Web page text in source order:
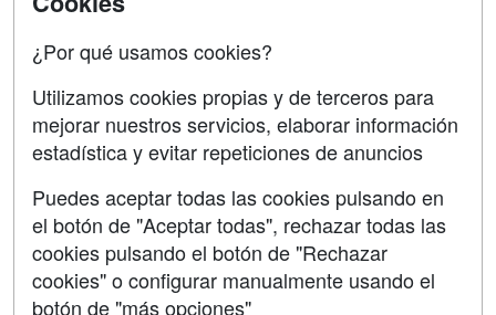
Contactar
Confidencialidad
Aviso legal
Copyleft
¿Por qué usamos cookies?
Utilizamos cookies propias y de terceros para
mejorar nuestros servicios, elaborar información
estadística y evitar repeticiones de anuncios
Puedes aceptar todas las cookies pulsando en
el botón de "Aceptar todas", rechazar todas las
cookies pulsando el botón de "Rechazar
cookies" o configurar manualmente usando el
botón de "más opciones"